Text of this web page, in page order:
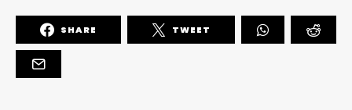
SHARE TWEET